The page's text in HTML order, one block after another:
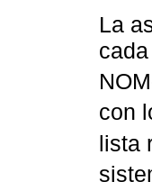
La
con
lista